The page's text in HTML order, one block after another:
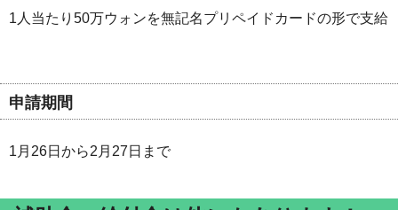
1人当たり50万ウォンを無記名プリペイドカードの形で支給
申請期間
1月26日から2月27日まで